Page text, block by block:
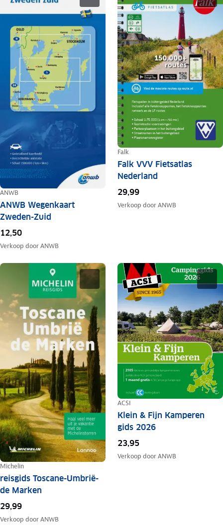
ANWB
ANWB Wegenkaart
Zweden-Zuid
12,50
Verkoop doorANWB
Falk
Falk VVV Fietsatlas
Nederland
29,99
Verkoop doorANWB
Michelin
reisgids Toscane-Umbrië-
de Marken
29,99
Verkoop doorANWB
ACSI
Klein & Fijn Kamperen
gids 2026
23,95
Verkoop doorANWB